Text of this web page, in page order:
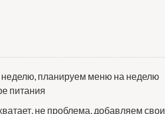
неделю, планируем меню на неделю
питания
не проблема, добавляем свои